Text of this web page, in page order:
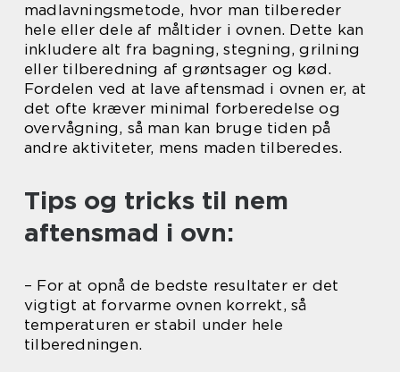
madlavningsmetode, hvor man tilbereder
hele eller dele af måltider i ovnen. Dette kan
inkludere alt fra bagning, stegning, grilning
eller tilberedning af grøntsager og kød.
Fordelen ved at lave aftensmad i ovnen er, at
det ofte kræver minimal forberedelse og
overvågning, så man kan bruge tiden på
andre aktiviteter, mens maden tilberedes.
Tips og tricks til nem
aftensmad i ovn:
– For at opnå de bedste resultater er det
vigtigt at forvarme ovnen korrekt, så
temperaturen er stabil under hele
tilberedningen.